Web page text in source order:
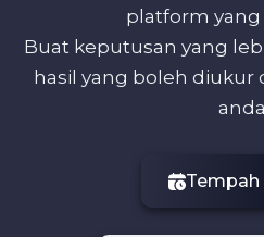
platform yang
Buat keputusan yang
hasil yang boleh diukur
Tempah